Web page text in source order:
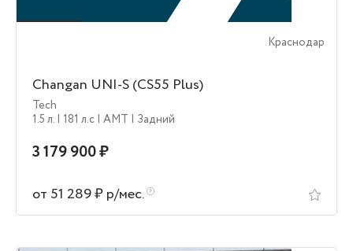
Краснодар
Changan UNI-S (CS55 Plus)
Tech
1.5 л. | 181 л.c | AMT | Задний
3 179 900 ₽
от 51 289 ₽ р/мес.